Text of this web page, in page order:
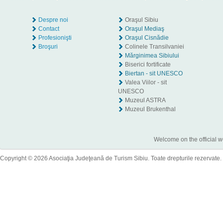
Despre noi
Contact
Profesionişti
Broşuri
Oraşul Sibiu
Oraşul Mediaş
Oraşul Cisnădie
Colinele Transilvaniei
Mărginimea Sibiului
Biserici fortificate
Biertan - sit UNESCO
Valea Viilor - sit
UNESCO
Muzeul ASTRA
Muzeul Brukenthal
Welcome on the official
Copyright © 2026 Asociaţia Judeţeană de Turism Sibiu. Toate drepturile rezervate.